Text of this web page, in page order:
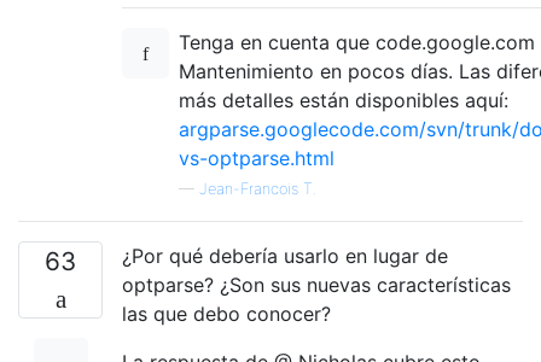
Tenga en cuenta que code.google.com
Mantenimiento en pocos días. Las
más detalles están disponibles aquí:
argparse.googlecode.com/svn/trunk/
vs-optparse.html
— Jean-Francois T.
63
¿Por qué debería usarlo en lugar de
optparse? ¿Son sus nuevas características
las que debo conocer?